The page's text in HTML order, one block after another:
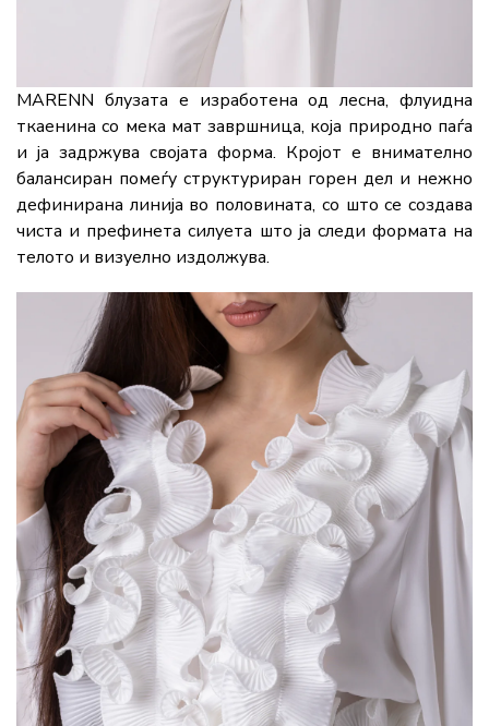
MARENN блузата е изработена од лесна, флуидна
ткаенина со мека мат завршница, која природно паѓа
и ја задржува својата форма. Кројот е внимателно
балансиран помеѓу структуриран горен дел и нежно
дефинирана линија во половината, со што се создава
чиста и префинета силуета што ја следи формата на
телото и визуелно издолжува.